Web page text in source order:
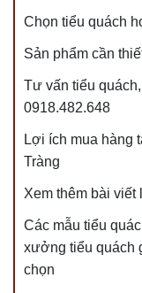
Chọn tiểu quách
Sản phẩm cần
Tư vấn tiểu
0918.482.648
Lợi ích mua hàng
Tràng
Xem thêm bài viết
Các mẫu tiểu
xưởng tiểu quách
chọn